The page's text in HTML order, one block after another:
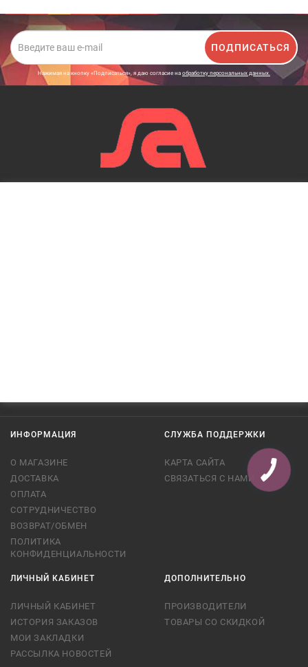
ПОДПИСАТЬСЯ
Нажимая на кнопку «Подписаться», я даю cогласие на обработку персональных данных.
ИНФОРМАЦИЯ
О МАГАЗИНЕ
ДОСТАВКА
ОПЛАТА
СОТРУДНИЧЕСТВО
ВОЗВРАТ/ОБМЕН
ПОЛИТИКА
КОНФИДЕНЦИАЛЬНОСТИ
СЛУЖБА ПОДДЕРЖКИ
КАРТА САЙТА
СВЯЗАТЬСЯ С НАМИ
ЛИЧНЫЙ КАБИНЕТ
ЛИЧНЫЙ КАБИНЕТ
ИСТОРИЯ ЗАКАЗОВ
МОИ ЗАКЛАДКИ
РАССЫЛКА НОВОСТЕЙ
ДОПОЛНИТЕЛЬНО
ПРОИЗВОДИТЕЛИ
ТОВАРЫ СО СКИДКОЙ